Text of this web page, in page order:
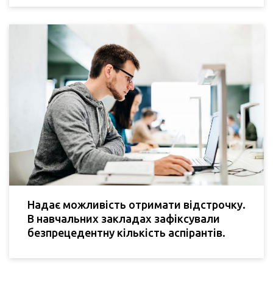
Надає можливість отримати відстрочку.
В навчальних закладах зафіксували
безпрецедентну кількість аспірантів.